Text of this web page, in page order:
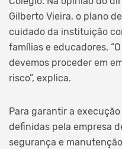
Gilberto Vieira, o plano
cuidado da instituição
famílias e educadores.
devemos proceder em
risco”, explica.
Para garantir a
definidas pela empresa
segurança e